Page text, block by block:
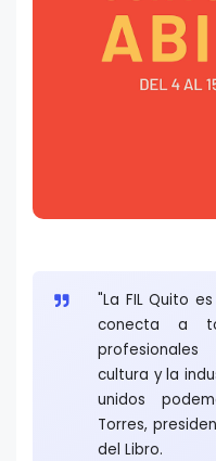
"La FIL Quito
conecta a
cultura y la
unidos
Torres,
del Libro.